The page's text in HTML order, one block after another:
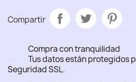
Compartir
Compra con tranquilidad
Tus datos están protegidos
Seguridad SSL.